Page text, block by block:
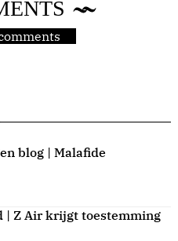
blog | Malafide
| Z Air krijgt toestemming